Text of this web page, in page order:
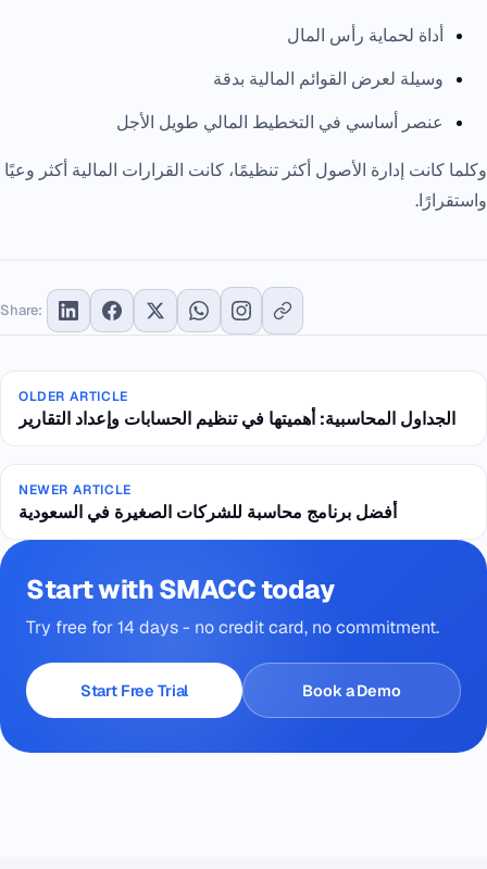
أداة لحماية رأس المال
وسيلة لعرض القوائم المالية بدقة
عنصر أساسي في التخطيط المالي طويل الأجل
وكلما كانت إدارة الأصول أكثر تنظيمًا، كانت القرارات المالية أكثر وعيًا
واستقرارًا.
Share:
OLDER ARTICLE
الجداول المحاسبية: أهميتها في تنظيم الحسابات وإعداد التقارير
NEWER ARTICLE
أفضل برنامج محاسبة للشركات الصغيرة في السعودية
Start with SMACC today
Try free for 14 days - no credit card, no commitment.
Start Free Trial Book a Demo